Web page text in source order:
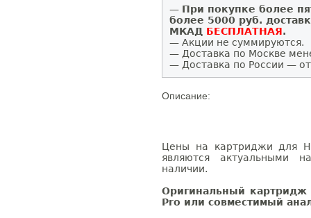
— При покупке более
более 5000 руб.
МКАД БЕСПЛАТНАЯ.
— Акции не суммируются.
— Доставка по Москве
— Доставка по России —
Описание:
Цены на картриджи для
являются актуальными
наличии.
Оригинальный картридж
Pro или совместимый